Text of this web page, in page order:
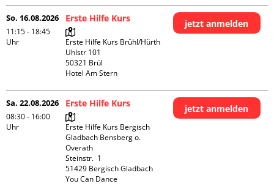
So. 16.08.2026
11:15 - 18:45
Uhr
Erste Hilfe Kurs
Erste Hilfe Kurs Brühl/Hürth
Uhlstr 101
50321 Brül
Hotel Am Stern
jetzt anmelden
Sa. 22.08.2026
08:30 - 16:00
Uhr
Erste Hilfe Kurs
Erste Hilfe Kurs Bergisch
Gladbach Bensberg o.
Overath
Steinstr.  1
51429 Bergisch Gladbach
You Can Dance
jetzt anmelden